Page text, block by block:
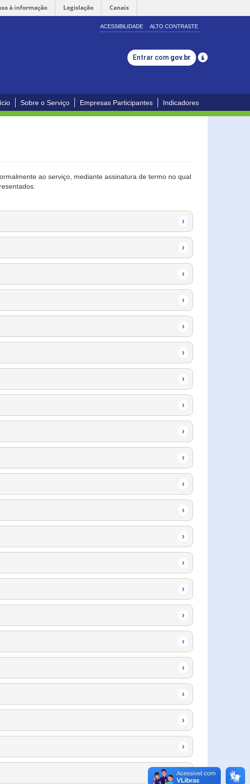
à informação Legislação Canais
ACESSIBILIDADE ALTO CONTRASTE
Entrar com gov.br
Sobre o Serviço Empresas Participantes Indicadores
ao serviço, mediante assinatura de termo no qual
›
›
›
›
›
›
›
›
›
›
›
›
›
›
›
›
›
›
›
›
›
›